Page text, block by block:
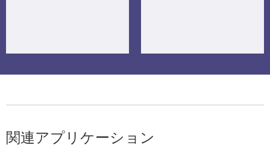
関連アプリケーション